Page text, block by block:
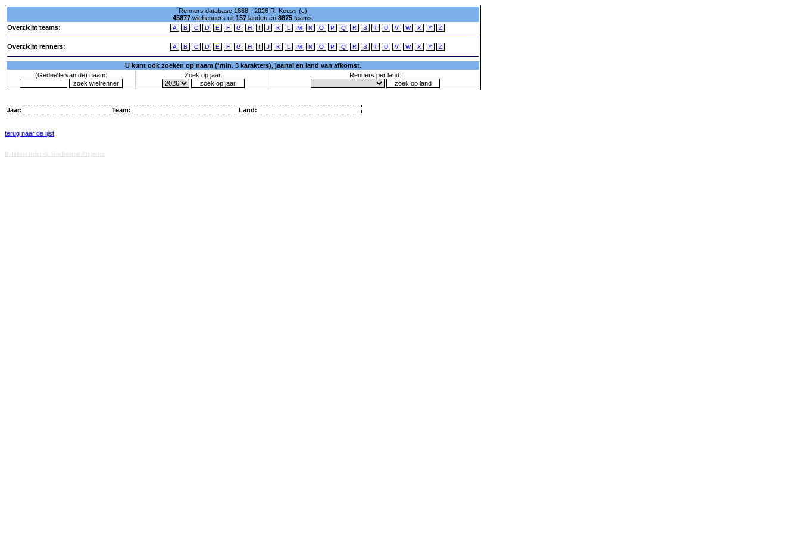
Renners database 1868 - 2026 R. Keuss (c)
45877wielrenners uit 157landen en 8875teams.
Overzicht teams:
A B C D E F G H I J K L M N O P Q R S T U V W X Y Z
Overzicht renners: A B C D E F G H I J K L M N O P Q R S T U V W X Y Z
U kunt ook zoeken op naam (*min. 3 karakters), jaartal en land van afkomst.
(Gedeelte van de) naam:
Zoek op jaar: Renners per land:
Jaar: Team: Land:
terug naar de lijst
Database techniek: Sini Internet Projecten